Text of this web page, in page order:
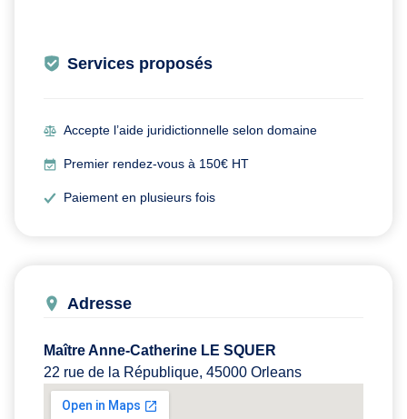
Services proposés
Accepte l’aide juridictionnelle selon domaine
Premier rendez-vous à 150€ HT
Paiement en plusieurs fois
Adresse
Maître Anne-Catherine LE SQUER
22 rue de la République, 45000 Orleans